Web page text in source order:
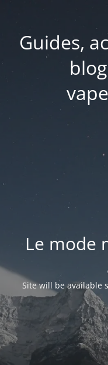
Guides,
Le mode
Site will be available